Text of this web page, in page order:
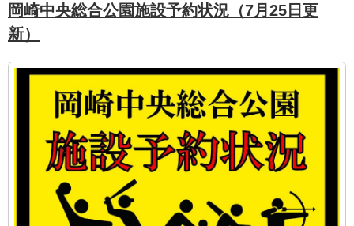
岡崎中央総合公園施設予約状況（7月25日更
新）